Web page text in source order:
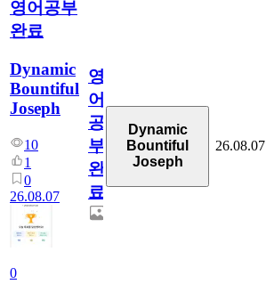
영어공부
완료
Dynamic
Bountiful
Joseph
10
1
0
26.08.07
0
영
어
공
부
완
료
Dynamic
Bountiful
Joseph
26.08.07